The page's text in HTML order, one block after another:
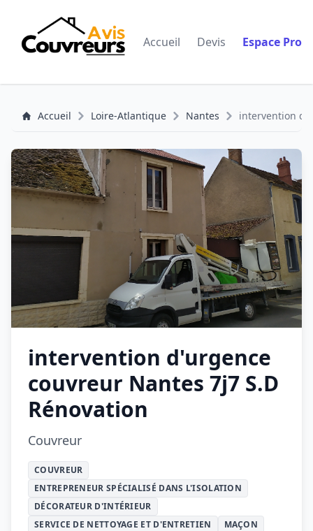
Accueil Devis Espace Pro
Accueil Loire-Atlantique Nantes intervention
intervention d'urgence
couvreur Nantes 7j7 S.D
Rénovation
Couvreur
COUVREUR
ENTREPRENEUR SPÉCIALISÉ DANS L'ISOLATION
DÉCORATEUR D'INTÉRIEUR
SERVICE DE NETTOYAGE ET D'ENTRETIEN
MAÇON